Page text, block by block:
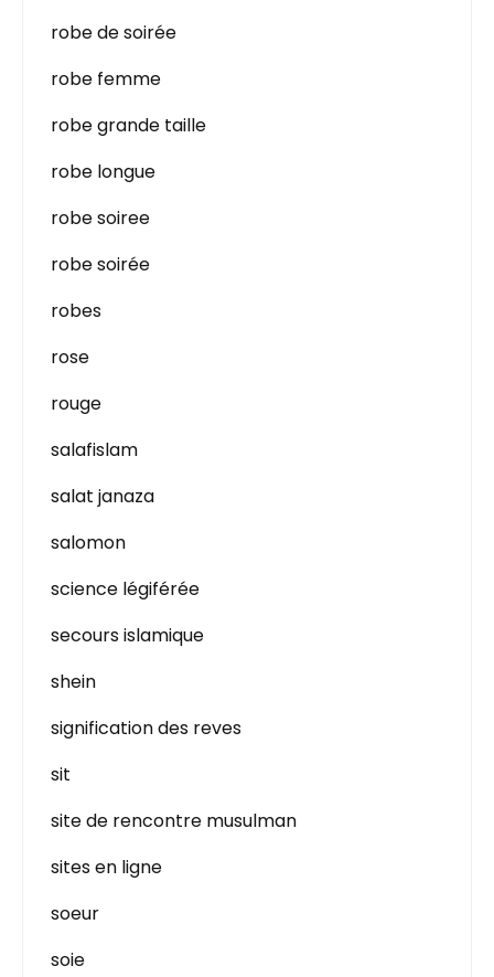
robe de soirée
robe femme
robe grande taille
robe longue
robe soiree
robe soirée
robes
rose
rouge
salafislam
salat janaza
salomon
science légiférée
secours islamique
shein
signification des reves
sit
site de rencontre musulman
sites en ligne
soeur
soie